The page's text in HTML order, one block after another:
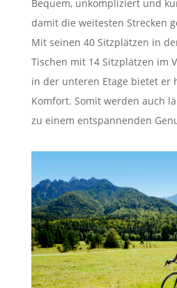
Bequem, unkompliziert und
damit die weitesten Strecken
Mit seinen 40 Sitzplätzen in
Tischen mit 14 Sitzplätzen im
in der unteren Etage bietet er
Komfort. Somit werden auch
zu einem entspannenden